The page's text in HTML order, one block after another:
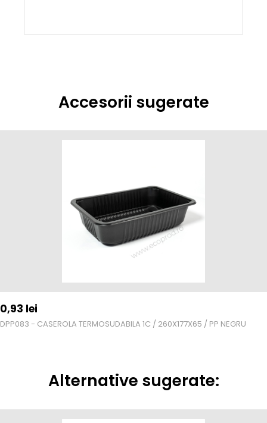
Accesorii sugerate
0,93 lei
DPP083 - CASEROLA TERMOSUDABILA 1C / 260X177X65 / PP NEGRU
Alternative sugerate: